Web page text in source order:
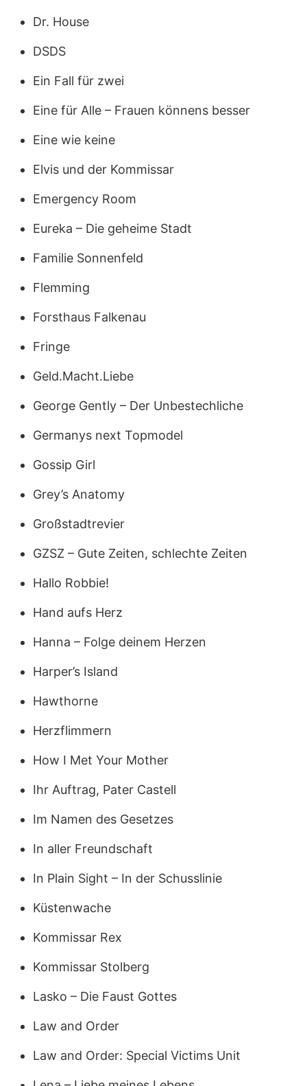
Dr. House
DSDS
Ein Fall für zwei
Eine für Alle – Frauen könnens besser
Eine wie keine
Elvis und der Kommissar
Emergency Room
Eureka – Die geheime Stadt
Familie Sonnenfeld
Flemming
Forsthaus Falkenau
Fringe
Geld.Macht.Liebe
George Gently – Der Unbestechliche
Germanys next Topmodel
Gossip Girl
Grey’s Anatomy
Großstadtrevier
GZSZ – Gute Zeiten, schlechte Zeiten
Hallo Robbie!
Hand aufs Herz
Hanna – Folge deinem Herzen
Harper’s Island
Hawthorne
Herzflimmern
How I Met Your Mother
Ihr Auftrag, Pater Castell
Im Namen des Gesetzes
In aller Freundschaft
In Plain Sight – In der Schusslinie
Küstenwache
Kommissar Rex
Kommissar Stolberg
Lasko – Die Faust Gottes
Law and Order
Law and Order: Special Victims Unit